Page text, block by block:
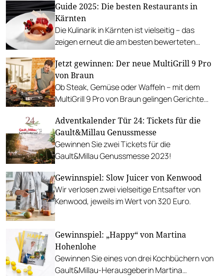
Guide 2025: Die besten Restaurants in
Kärnten
Die Kulinarik in Kärnten ist vielseitig – das
zeigen erneut die am besten bewerteten
Jetzt gewinnen: Der neue MultiGrill 9 Pro
von Braun
Ob Steak, Gemüse oder Waffeln – mit dem
MultiGrill 9 Pro von Braun gelingen Gerichte
Wert von rund 400 Euro.
Adventkalender Tür 24: Tickets für die
Gault&Millau Genussmesse
Gewinnen Sie zwei Tickets für die
Gault&Millau Genussmesse 2023!
Gewinnspiel: Slow Juicer von Kenwood
Wir verlosen zwei vielseitige Entsafter von
Kenwood, jeweils im Wert von 320 Euro.
Gewinnspiel: „Happy“ von Martina
Hohenlohe
Gewinnen Sie eines von drei Kochbüchern von
Gault&Millau-Herausgeberin Martina